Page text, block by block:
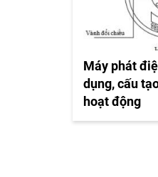
Máy phát
dụng, cấu
hoạt động